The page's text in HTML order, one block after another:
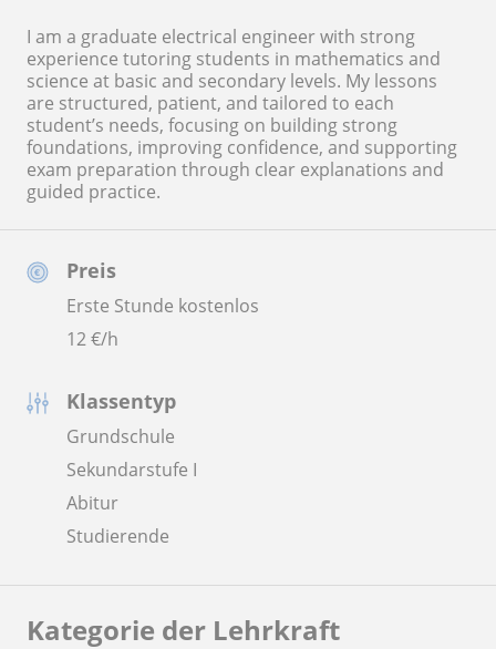
Preis
Erste Stunde kostenlos
12€/h
Klassentyp
Grundschule
Sekundarstufe I
Abitur
Studierende
I am a graduate electrical engineer with strong
experience tutoring students in mathematics and
science at basic and secondary levels. My lessons
are structured, patient, and tailored to each
student’s needs, focusing on building strong
foundations, improving confidence, and supporting
exam preparation through clear explanations and
guided practice.
Kategorie der Lehrkraft